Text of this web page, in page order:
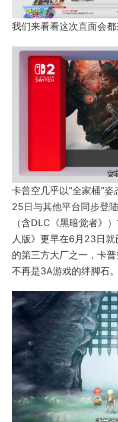
我们来看看这次直面会都
卡普空几乎以”全家桶”
25日与其他平台同步登
（含DLC《黑暗觉者》
人版》更早在6月23日
的第三方大厂之一，卡
不再是3A游戏的绊脚石。